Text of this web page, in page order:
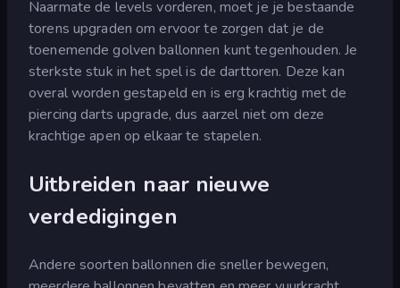
Naarmate de levels vorderen, moet je je bestaande
torens upgraden om ervoor te zorgen dat je de
toenemende golven ballonnen kunt tegenhouden. Je
sterkste stuk in het spel is de darttoren. Deze kan
overal worden gestapeld en is erg krachtig met de
piercing darts upgrade, dus aarzel niet om deze
krachtige apen op elkaar te stapelen.
Uitbreiden naar nieuwe
verdedigingen
Andere soorten ballonnen die sneller bewegen,